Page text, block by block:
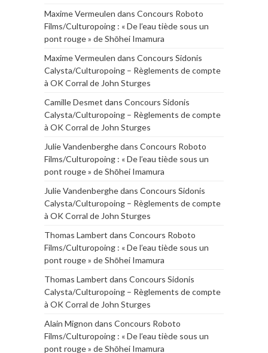
Maxime Vermeulen dans Concours Roboto
Films/Culturopoing : « De l’eau tiède sous un
pont rouge » de Shōhei Imamura
Maxime Vermeulen dans Concours Sidonis
Calysta/Culturopoing – Règlements de compte
à OK Corral de John Sturges
Camille Desmet dans Concours Sidonis
Calysta/Culturopoing – Règlements de compte
à OK Corral de John Sturges
Julie Vandenberghedans Concours Roboto
Films/Culturopoing : « De l’eau tiède sous un
pont rouge » de Shōhei Imamura
Julie Vandenberghedans Concours Sidonis
Calysta/Culturopoing – Règlements de compte
à OK Corral de John Sturges
Thomas Lambert dans Concours Roboto
Films/Culturopoing : « De l’eau tiède sous un
pont rouge » de Shōhei Imamura
Thomas Lambert dans Concours Sidonis
Calysta/Culturopoing – Règlements de compte
à OK Corral de John Sturges
Alain Mignon dans Concours Roboto
Films/Culturopoing : « De l’eau tiède sous un
pont rouge » de Shōhei Imamura